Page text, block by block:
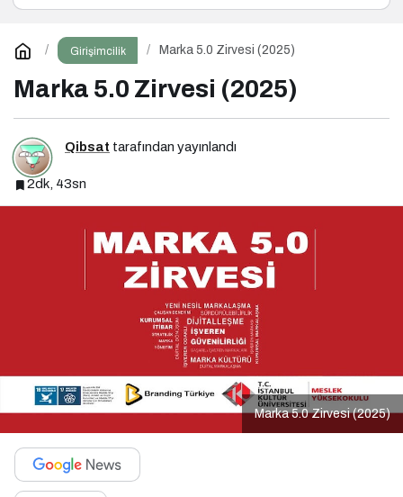
Girişimcilik Marka 5.0 Zirvesi (2025)
Marka 5.0 Zirvesi (2025)
Qibsat tarafından yayınlandı
2dk, 43sn
Marka 5.0 Zirvesi (2025)